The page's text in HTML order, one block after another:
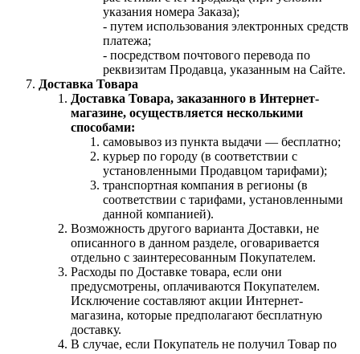
указания номера Заказа);
- путем использования электронных средств
платежа;
- посредством почтового перевода по
реквизитам Продавца, указанным на Сайте.
Доставка Товара
Доставка Товара, заказанного в Интернет-
магазине, осуществляется несколькими
способами:
самовывоз из пункта выдачи — бесплатно;
курьер по городу (в соответствии с
установленными Продавцом тарифами);
транспортная компания в регионы (в
соответствии с тарифами, установленными
данной компанией).
Возможность другого варианта Доставки, не
описанного в данном разделе, оговаривается
отдельно с заинтересованным Покупателем.
Расходы по Доставке товара, если они
предусмотрены, оплачиваются Покупателем.
Исключение составляют акции Интернет-
магазина, которые предполагают бесплатную
доставку.
В случае, если Покупатель не получил Товар по